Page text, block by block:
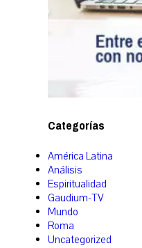
Categorías
América Latina
Análisis
Espiritualidad
Gaudium-TV
Mundo
Roma
Uncategorized